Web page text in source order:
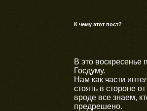
К чему этот пост?
В это
Госдуму.
Нам как части
стоять в стороне
вроде все знаем,
предрешено.